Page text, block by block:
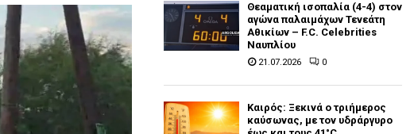
Θεαματική ισοπαλία (4-4) στον
αγώνα παλαιμάχων Τενεάτη
Αθικίων – F.C. Celebrities
Ναυπλίου
21.07.2026 0
Καιρός: Ξεκινά ο τριήμερος
καύσωνας, με τον υδράργυρο